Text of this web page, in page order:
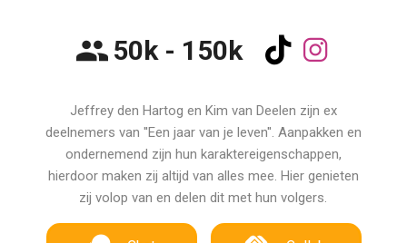
50k - 150k
Jeffrey den Hartog en Kim van Deelen zijn ex
deelnemers van ''Een jaar van je leven''. Aanpakken en
ondernemend zijn hun karaktereigenschappen,
hierdoor maken zij altijd van alles mee. Hier genieten
zij volop van en delen dit met hun volgers.